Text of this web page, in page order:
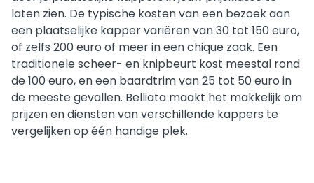
laten zien. De typische kosten van een bezoek aan
een plaatselijke kapper variëren van 30 tot 150 euro,
of zelfs 200 euro of meer in een chique zaak. Een
traditionele scheer- en knipbeurt kost meestal rond
de 100 euro, en een baardtrim van 25 tot 50 euro in
de meeste gevallen. Belliata maakt het makkelijk om
prijzen en diensten van verschillende kappers te
vergelijken op één handige plek.